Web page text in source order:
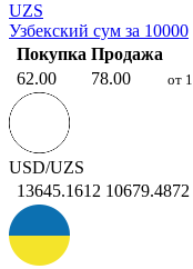
UZS
Узбекский сум за 10000
Покупка Продажа
62.00
78.00 от 1
USD/UZS
13645.1612 10679.4872